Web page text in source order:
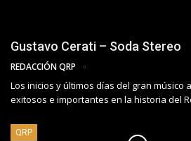
Gustavo Cerati – Soda Stereo
REDACCIÓN QRP
Los inicios y últimos días del gran músico
exitosos e importantes en la historia del
QRP